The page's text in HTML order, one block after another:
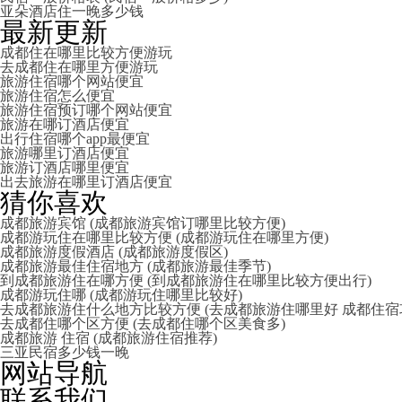
亚朵酒店住一晚多少钱
最新更新
成都住在哪里比较方便游玩
去成都住在哪里方便游玩
旅游住宿哪个网站便宜
旅游住宿怎么便宜
旅游住宿预订哪个网站便宜
旅游在哪订酒店便宜
出行住宿哪个app最便宜
旅游哪里订酒店便宜
旅游订酒店哪里便宜
出去旅游在哪里订酒店便宜
猜你喜欢
成都旅游宾馆 (成都旅游宾馆订哪里比较方便)
成都游玩住在哪里比较方便 (成都游玩住在哪里方便)
成都旅游度假酒店 (成都旅游度假区)
成都旅游最佳住宿地方 (成都旅游最佳季节)
到成都旅游住在哪方便 (到成都旅游住在哪里比较方便出行)
成都游玩住哪 (成都游玩住哪里比较好)
去成都旅游住什么地方比较方便 (去成都旅游住哪里好 成都住
去成都住哪个区方便 (去成都住哪个区美食多)
成都旅游 住宿 (成都旅游住宿推荐)
三亚民宿多少钱一晚
网站导航